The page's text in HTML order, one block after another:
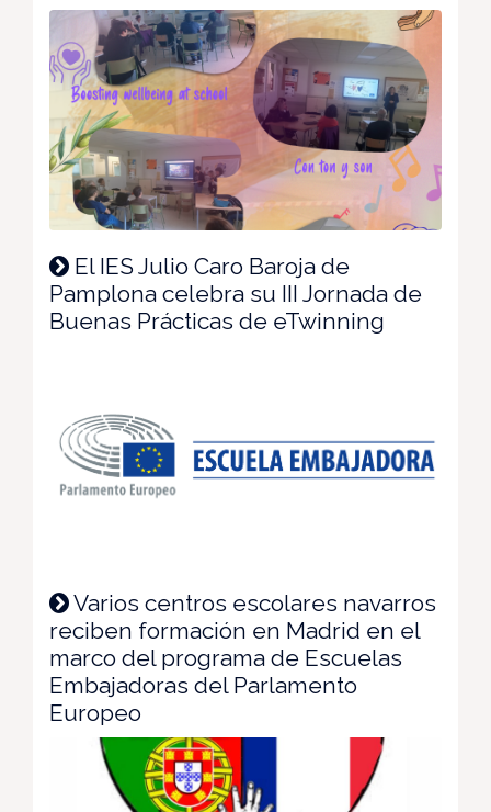
El IES Julio Caro Baroja de
Pamplona celebra su III Jornada de
Buenas Prácticas de eTwinning
Varios centros escolares navarros
reciben formación en Madrid en el
marco del programa de Escuelas
Embajadoras del Parlamento
Europeo